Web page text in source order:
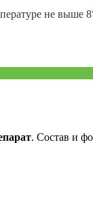
не выше
. Состав и